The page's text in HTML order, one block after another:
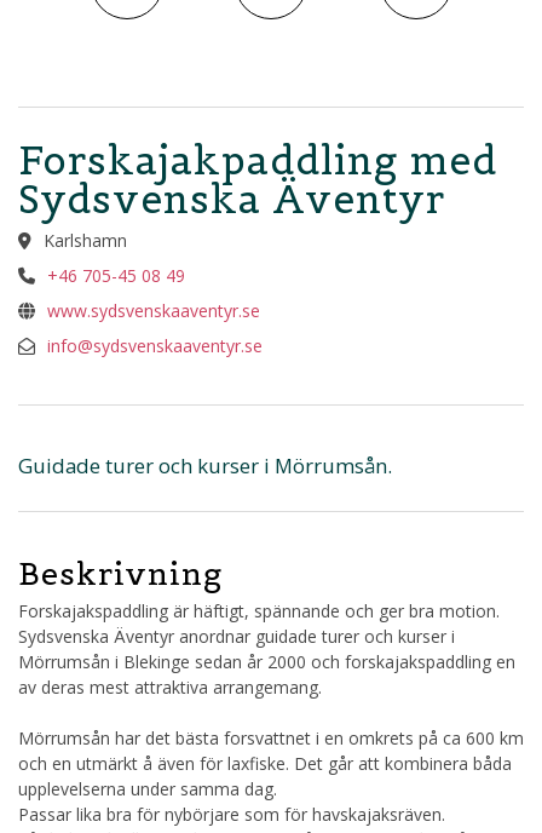
Forskajakpaddling med
Sydsvenska Äventyr
Karlshamn
+46 705-45 08 49
www.sydsvenskaaventyr.se
info@sydsvenskaaventyr.se
Guidade turer och kurser i Mörrumsån.
Beskrivning
Forskajakspaddling är häftigt, spännande och ger bra motion.
Sydsvenska Äventyr anordnar guidade turer och kurser i
Mörrumsån i Blekinge sedan år 2000 och forskajakspaddling en
av deras mest attraktiva arrangemang.
Mörrumsån har det bästa forsvattnet i en omkrets på ca 600 km
och en utmärkt å även för laxfiske. Det går att kombinera båda
upplevelserna under samma dag.
Passar lika bra för nybörjare som för havskajaksräven.